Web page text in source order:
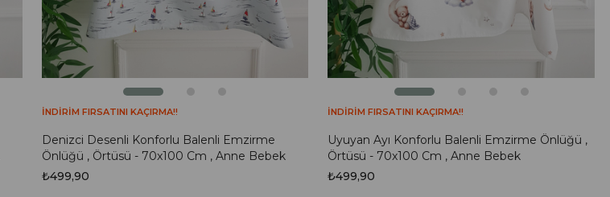
Denizci Desenli Konforlu Balenli Emzirme
Önlüğü , Örtüsü - 70x100 Cm , Anne Bebek
₺499,90
İNDİRİM FIRSATINI KAÇIRMA!!
Uyuyan Ayı Konforlu Balenli Emzirme Önlüğü ,
Örtüsü - 70x100 Cm , Anne Bebek
₺499,90
İNDİRİM FIRSATINI KAÇIRMA!!